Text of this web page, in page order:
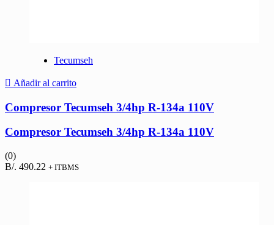
Tecumseh
Añadir al carrito
Compresor Tecumseh 3/4hp R-134a 110V
Compresor Tecumseh 3/4hp R-134a 110V
(0)
B/. 490.22 + ITBMS